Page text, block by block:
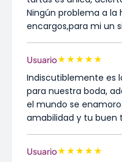
Ningún problema a la
encargos,para mi un
Usuario★★★★★
Indiscutiblemente es
para nuestra boda,
el mundo se
amabilidad y tu buen
Usuario★★★★★